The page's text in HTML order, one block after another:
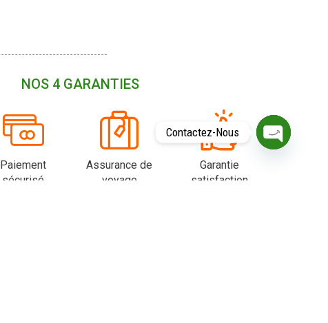
NOS 4 GARANTIES
Paiement
sécurisé
Assurance de
voyage
Garantie
satisfaction
Contactez-Nous
O